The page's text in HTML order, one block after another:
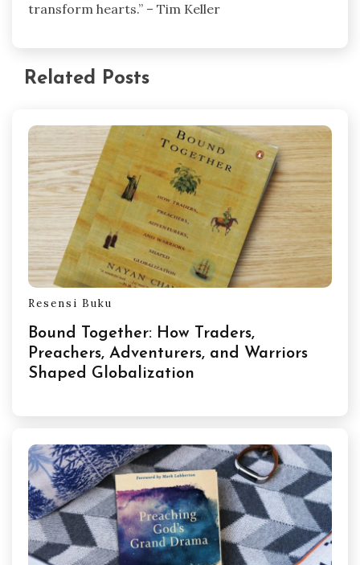
transform hearts.” – Tim Keller
Related Posts
Resensi Buku
Bound Together: How Traders,
Preachers, Adventurers, and Warriors
Shaped Globalization